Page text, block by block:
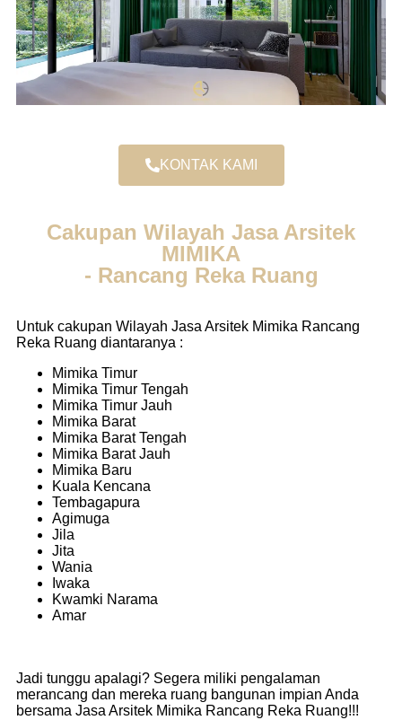
KONTAK KAMI
Cakupan Wilayah Jasa Arsitek
MIMIKA
- Rancang Reka Ruang
Untuk cakupan Wilayah Jasa Arsitek Mimika Rancang
Reka Ruang diantaranya :
Mimika Timur
Mimika Timur Tengah
Mimika Timur Jauh
Mimika Barat
Mimika Barat Tengah
Mimika Barat Jauh
Mimika Baru
Kuala Kencana
Tembagapura
Agimuga
Jila
Jita
Wania
Iwaka
Kwamki Narama
Amar
Jadi tunggu apalagi? Segera miliki pengalaman
merancang dan mereka ruang bangunan impian Anda
bersama Jasa Arsitek Mimika Rancang Reka Ruang!!!